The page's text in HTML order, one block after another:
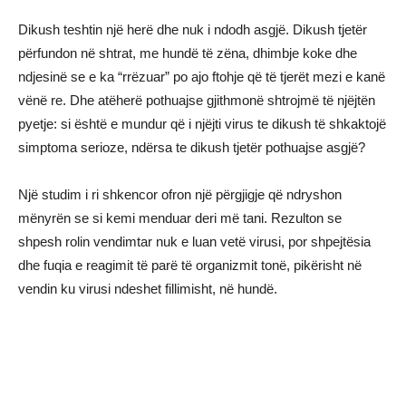
Dikush teshtin një herë dhe nuk i ndodh asgjë. Dikush tjetër
përfundon në shtrat, me hundë të zëna, dhimbje koke dhe
ndjesinë se e ka “rrëzuar” po ajo ftohje që të tjerët mezi e kanë
vënë re. Dhe atëherë pothuajse gjithmonë shtrojmë të njëjtën
pyetje: si është e mundur që i njëjti virus te dikush të shkaktojë
simptoma serioze, ndërsa te dikush tjetër pothuajse asgjë?
Një studim i ri shkencor ofron një përgjigje që ndryshon
mënyrën se si kemi menduar deri më tani. Rezulton se
shpesh rolin vendimtar nuk e luan vetë virusi, por shpejtësia
dhe fuqia e reagimit të parë të organizmit tonë, pikërisht në
vendin ku virusi ndeshet fillimisht, në hundë.